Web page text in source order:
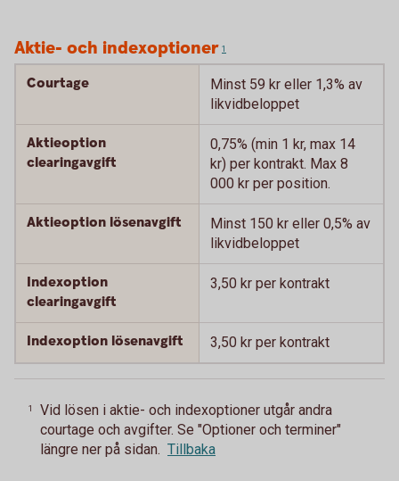
Aktie- och indexoptioner 1
Courtage
Minst 59 kr eller 1,3% av
likvidbeloppet
Aktieoption
clearingavgift
0,75% (min 1 kr, max 14
kr) per kontrakt. Max 8
000 kr per position.
Aktieoption lösenavgift
Minst 150 kr eller 0,5% av
likvidbeloppet
Indexoption
clearingavgift
3,50 kr per kontrakt
Indexoption lösenavgift 3,50 kr per kontrakt
1
Vid lösen i aktie- och indexoptioner utgår andra
courtage och avgifter. Se "Optioner och terminer"
längre ner på sidan. Tillbaka